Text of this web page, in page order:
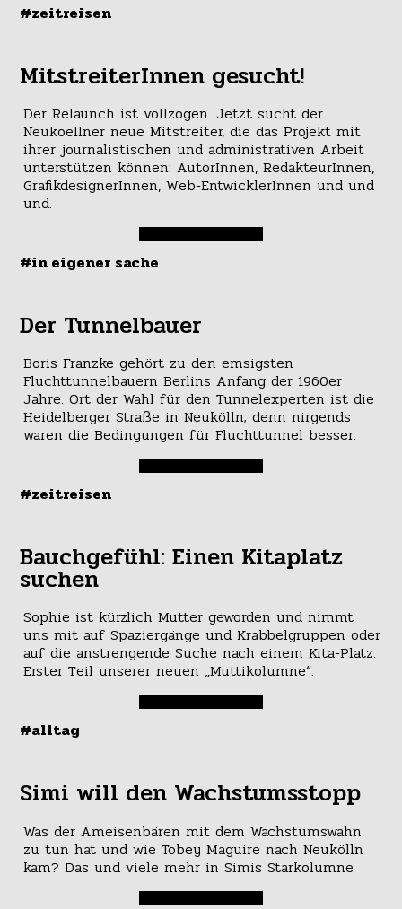
#zeitreisen
MitstreiterInnen gesucht!
Der Relaunch ist vollzogen. Jetzt sucht der
Neukoellner neue Mitstreiter, die das Projekt mit
ihrer journalistischen und administrativen Arbeit
unterstützen können: AutorInnen, RedakteurInnen,
GrafikdesignerInnen, Web-EntwicklerInnen und und
und.
#in eigener sache
Der Tunnelbauer
Boris Franzke gehört zu den emsigsten
Fluchttunnelbauern Berlins Anfang der 1960er
Jahre. Ort der Wahl für den Tunnelexperten ist die
Heidelberger Straße in Neukölln; denn nirgends
waren die Bedingungen für Fluchttunnel besser.
#zeitreisen
Bauchgefühl: Einen Kitaplatz
suchen
Sophie ist kürzlich Mutter geworden und nimmt
uns mit auf Spaziergänge und Krabbelgruppen oder
auf die anstrengende Suche nach einem Kita-Platz.
Erster Teil unserer neuen „Muttikolumne“.
#alltag
Simi will den Wachstumsstopp
Was der Ameisenbären mit dem Wachstumswahn
zu tun hat und wie Tobey Maguire nach Neukölln
kam? Das und viele mehr in Simis Starkolumne